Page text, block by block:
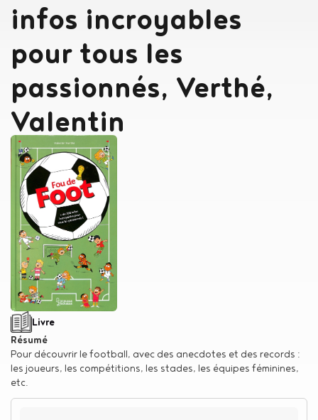
infos incroyables
pour tous les
passionnés, Verthé,
Valentin
Auteur
Verthé, Valentin,Voir plus
Type de support matériel
Livre
Résumé
Pour découvrir le football, avec des anecdotes et des records :
les joueurs, les compétitions, les stades, les équipes féminines,
etc.